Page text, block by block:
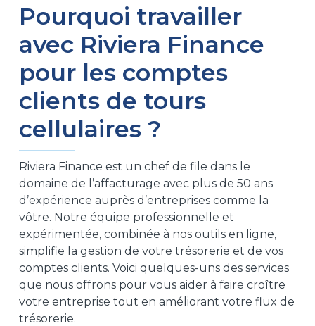
Pourquoi travailler
avec Riviera Finance
pour les comptes
clients de tours
cellulaires ?
Riviera Finance est un chef de file dans le
domaine de l’affacturage avec plus de 50 ans
d’expérience auprès d’entreprises comme la
vôtre. Notre équipe professionnelle et
expérimentée, combinée à nos outils en ligne,
simplifie la gestion de votre trésorerie et de vos
comptes clients. Voici quelques-uns des services
que nous offrons pour vous aider à faire croître
votre entreprise tout en améliorant votre flux de
trésorerie.